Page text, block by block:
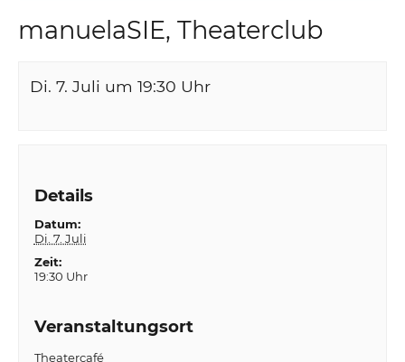
manuelaSIE, Theaterclub
Di. 7. Juli um 19:30 Uhr
Details
Datum:
Di. 7. Juli
Zeit:
19:30 Uhr
Veranstaltungsort
Theatercafé